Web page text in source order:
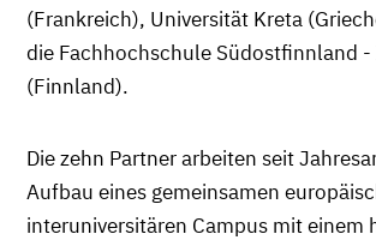
(Frankreich), Universität Kreta
die Fachhochschule Südostfinnland -
(Finnland).
Die zehn Partner arbeiten seit
Aufbau eines gemeinsamen
interuniversitären Campus mit einem